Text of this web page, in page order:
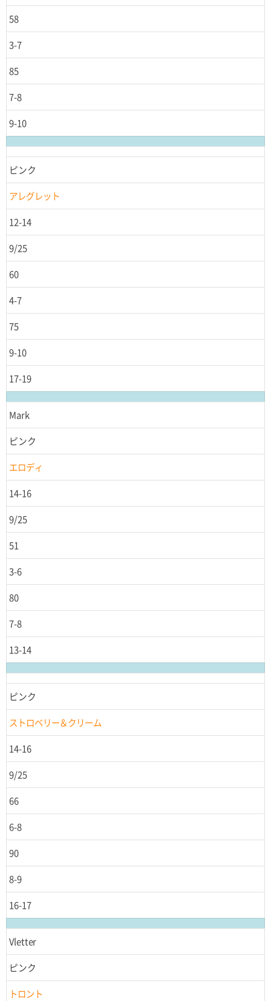
58
3-7
85
7-8
9-10
ピンク
アレグレット
12-14
9/25
60
4-7
75
9-10
17-19
Mark
ピンク
エロディ
14-16
9/25
51
3-6
80
7-8
13-14
ピンク
ストロベリー＆クリーム
14-16
9/25
66
6-8
90
8-9
16-17
Vletter
ピンク
トロント